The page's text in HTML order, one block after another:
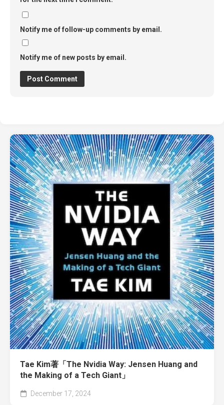
Notify me of follow-up comments by email.
Notify me of new posts by email.
Tae Kim著「The Nvidia Way: Jensen Huang and
the Making of a Tech Giant」
December 17, 2024